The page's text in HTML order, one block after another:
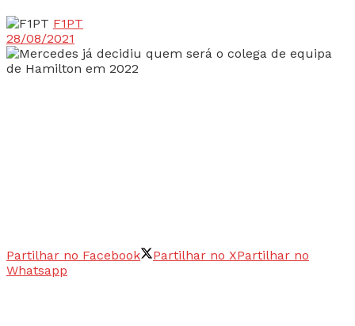
F1PT
28/08/2021
Partilhar no Facebook Partilhar no XPartilhar no
Whatsapp